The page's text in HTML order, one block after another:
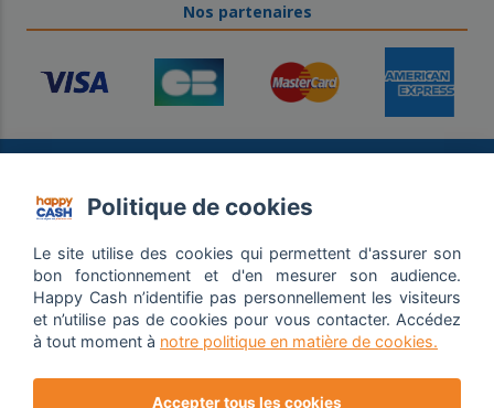
Nos partenaires
Besoin d'aide
Qui sommes nous ?
CGU / CGV
Politique de confidentialité
TOUT SAVOIR EN CLIQUANT ICI
Politique de cookies
Le site utilise des cookies qui permettent d'assurer son
bon fonctionnement et d'en mesurer son audience.
Happy Cash n’identifie pas personnellement les visiteurs
et n’utilise pas de cookies pour vous contacter. Accédez
à tout moment à notre politique en matière de cookies.
Accepter tous les cookies